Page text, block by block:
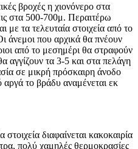
βροχές η χιονόνερο στα
στα 500-700μ. Περαιτέρω
με τα τελευταία στοιχεία από το
άνεμοι που αρχικά θα πνέουν
από το μεσημέρι θα στραφούν
αγγίζουν τα 3-5 και στα πελάγη
σε μικρή πρόσκαιρη άνοδο
αργά το βράδυ αναμένεται εκ
διαφαίνεται κακοκαιρία
πολύ χαμηλές θερμοκρασίες